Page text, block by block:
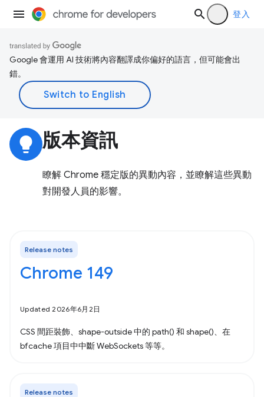
登入
Google 會運用 AI 技術將內容翻譯成你偏好的語言，但可能會出
錯。
lightbulb 版本資訊
瞭解 Chrome 穩定版的異動內容，並瞭解這些異動
對開發人員的影響。
Release notes
Chrome 149
Updated 2026年6月2日
CSS 間距裝飾、shape-outside 中的 path() 和 shape()、在
bfcache 項目中中斷 WebSockets 等等。
Release notes